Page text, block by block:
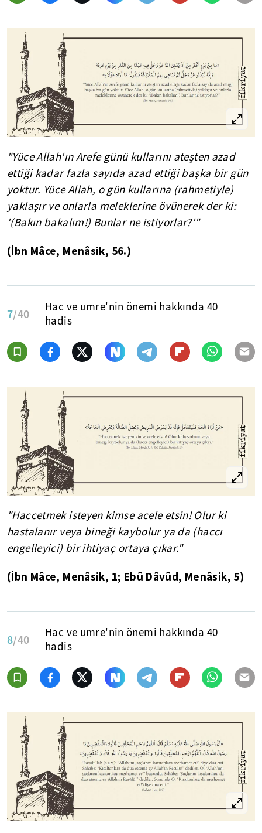
"Yüce Allah'ın Arefe günü kullarını ateşten azad
ettiği kadar fazla sayıda azad ettiği başka bir gün
yoktur. Yüce Allah, o gün kullarına (rahmetiyle)
yaklaşır ve onlarla meleklerine övünerek der ki:
'(Bakın bakalım!) Bunlar ne istiyorlar?'"
(İbn Mâce, Menâsik, 56.)
7/40
Hac ve umre'nin önemi hakkında 40
hadis
"Haccetmek isteyen kimse acele etsin! Olur ki
hastalanır veya bineği kaybolur ya da (haccı
engelleyici) bir ihtiyaç ortaya çıkar."
(İbn Mâce, Menâsik, 1; Ebû Dâvûd, Menâsik, 5)
8/40
Hac ve umre'nin önemi hakkında 40
hadis